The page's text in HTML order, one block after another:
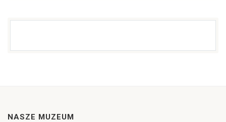
NASZE MUZEUM